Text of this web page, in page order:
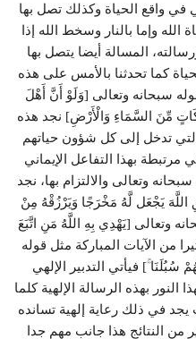
في واقع الحياة وكذلك تصل بها
الله وإما بالنار وسخط الله إذا
المسالة أيضا يتصل بها
كما تحدثنا بالأمس على هذه
سبحانه وتعالى [وَلَوْ أَنَّ أَهْلَ
مِّنَ السَّمَاءِ وَالْأَرْضِ] نجد هذه
التي تدخل إلى كل شؤون حياتهم
مرتبطة بهذا التفاعل الإيماني
وتعالى والالتزام بها، نجد
يَجْعَل لَّهُ مَخْرَجًا وَيَرْزُقْهُ مِنْ
وتعالى [يَهْدِي بِهِ اللَّهُ مَنِ اتَّبَعَ
من الآيات المباركة مثل قوله
سُبُلَنَا ۚ] فيأتي التدبير الإلهي
النور بهذه الرسالة الإلهية كلما
في ذلك رعاية إلهية تسانده
من النتائج هذا جانب مهم جدا